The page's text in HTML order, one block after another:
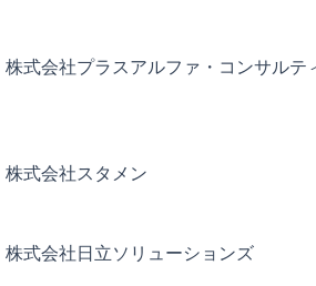
株式会社プラスアルファ・コンサルテ
株式会社スタメン
株式会社日立ソリューションズ